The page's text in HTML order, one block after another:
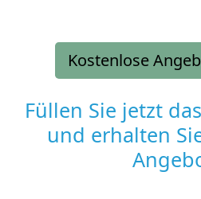
Kostenlose
Füllen Sie jetzt
und erhalten